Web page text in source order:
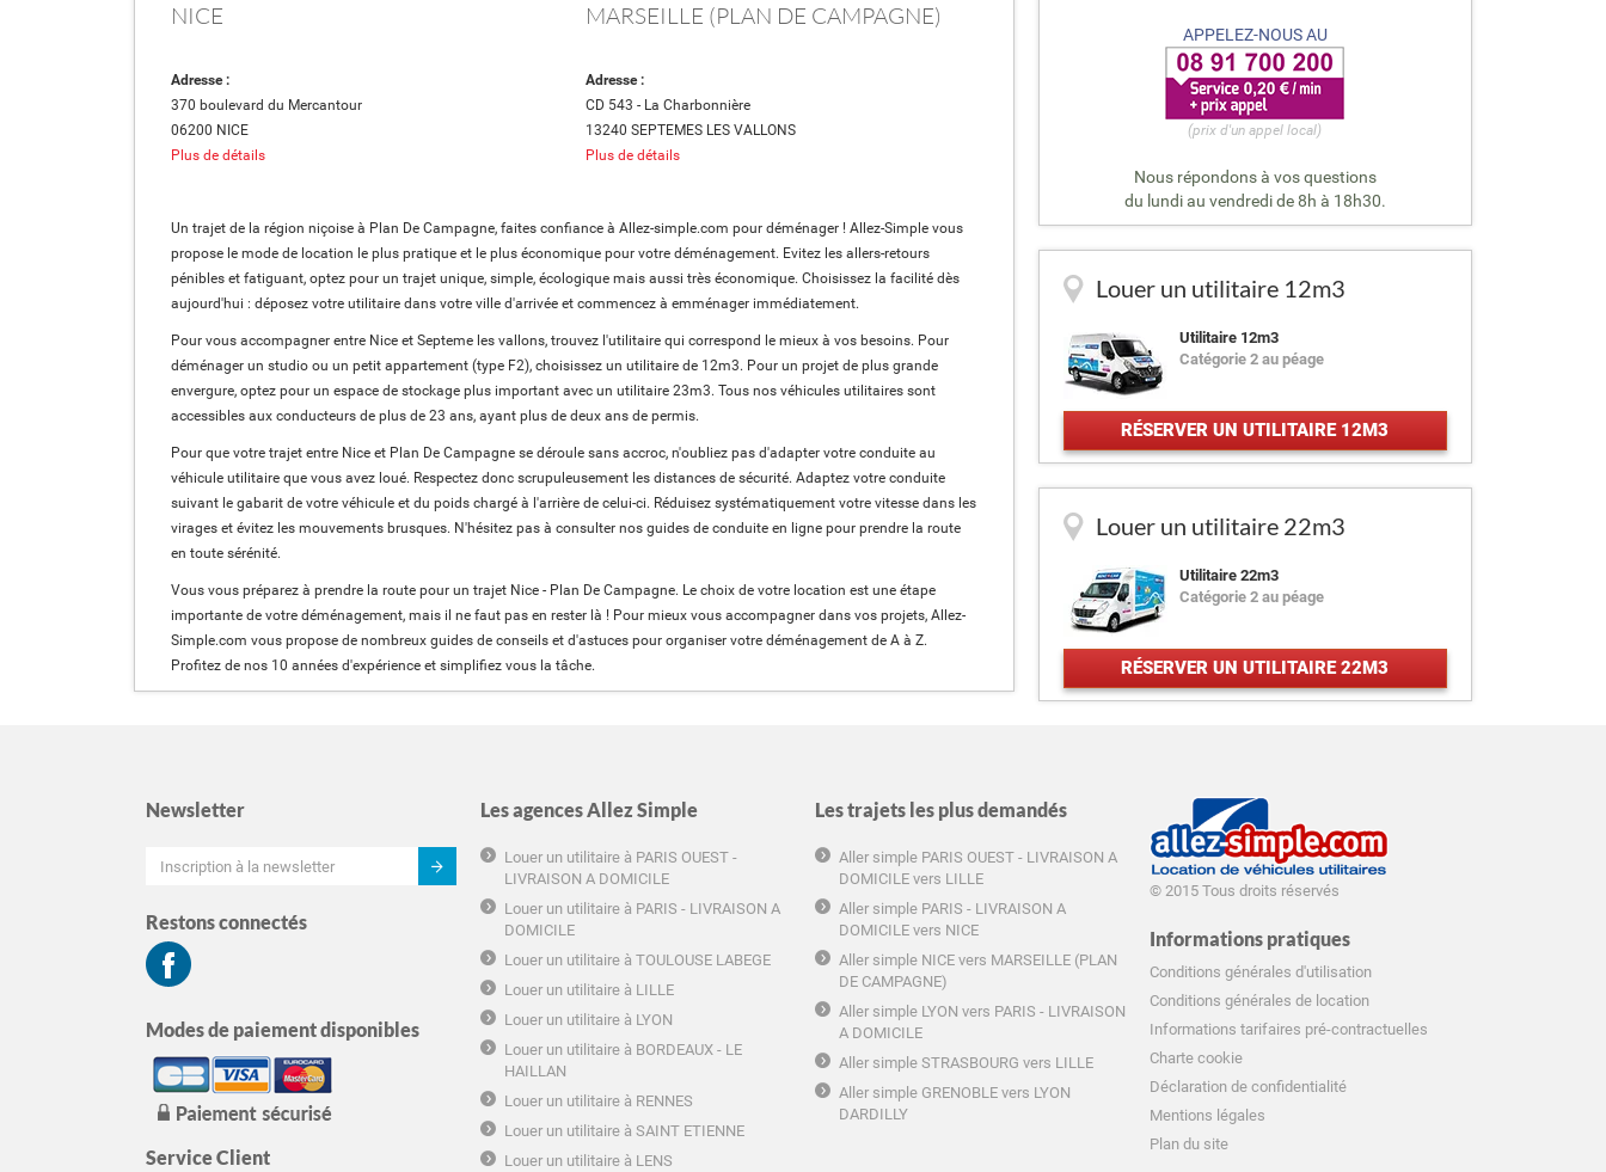
NICE
Adresse :
370 boulevard du Mercantour
06200 NICE
Plus de détails
MARSEILLE (PLAN DE CAMPAGNE)
Adresse :
CD 543 - La Charbonnière
13240 SEPTEMES LES VALLONS
Plus de détails
Un trajet de la région niçoise à Plan De Campagne, faites confiance à Allez-simple.com pour déménager ! Allez-Simple vous
propose le mode de location le plus pratique et le plus économique pour votre déménagement. Evitez les allers-retours
pénibles et fatiguant, optez pour un trajet unique, simple, écologique mais aussi très économique. Choisissez la facilité dès
aujourd'hui : déposez votre utilitaire dans votre ville d'arrivée et commencez à emménager immédiatement.
Pour vous accompagner entre Nice et Septeme les vallons, trouvez l'utilitaire qui correspond le mieux à vos besoins. Pour
déménager un studio ou un petit appartement (type F2), choisissez un utilitaire de 12m3. Pour un projet de plus grande
envergure, optez pour un espace de stockage plus important avec un utilitaire 23m3. Tous nos véhicules utilitaires sont
accessibles aux conducteurs de plus de 23 ans, ayant plus de deux ans de permis.
Pour que votre trajet entre Nice et Plan De Campagne se déroule sans accroc, n'oubliez pas d'adapter votre conduite au
véhicule utilitaire que vous avez loué. Respectez donc scrupuleusement les distances de sécurité. Adaptez votre conduite
suivant le gabarit de votre véhicule et du poids chargé à l'arrière de celui-ci. Réduisez systématiquement votre vitesse dans les
virages et évitez les mouvements brusques. N'hésitez pas à consulter nos guides de conduite en ligne pour prendre la route
en toute sérénité.
Vous vous préparez à prendre la route pour un trajet Nice - Plan De Campagne. Le choix de votre location est une étape
importante de votre déménagement, mais il ne faut pas en rester là ! Pour mieux vous accompagner dans vos projets, Allez-
Simple.com vous propose de nombreux guides de conseils et d'astuces pour organiser votre déménagement de A à Z.
Profitez de nos 10 années d'expérience et simplifiez vous la tâche.
APPELEZ-NOUS AU
(prix d'un appel local)
Nous répondons à vos questions
du lundi au vendredi de 8h à 18h30.
Louer un utilitaire 12m3
Utilitaire 12m3
Catégorie 2 au péage
RÉSERVER UN UTILITAIRE 12M3
Louer un utilitaire 22m3
Utilitaire 22m3
Catégorie 2 au péage
RÉSERVER UN UTILITAIRE 22M3
Newsletter
Restons connectés
Modes de paiement disponibles
Service Client
Les agences Allez Simple
Louer un utilitaire à PARIS OUEST -
LIVRAISON A DOMICILE
Louer un utilitaire à PARIS - LIVRAISON A
DOMICILE
Louer un utilitaire à TOULOUSE LABEGE
Louer un utilitaire à LILLE
Louer un utilitaire à LYON
Louer un utilitaire à BORDEAUX - LE
HAILLAN
Louer un utilitaire à RENNES
Louer un utilitaire à SAINT ETIENNE
Louer un utilitaire à LENS
Les trajets les plus demandés
Aller simple PARIS OUEST - LIVRAISON A
DOMICILE vers LILLE
Aller simple PARIS - LIVRAISON A
DOMICILE vers NICE
Aller simple NICE vers MARSEILLE (PLAN
DE CAMPAGNE)
Aller simple LYON vers PARIS - LIVRAISON
A DOMICILE
Aller simple STRASBOURG vers LILLE
Aller simple GRENOBLE vers LYON
DARDILLY
© 2015 Tous droits réservés
Informations pratiques
Conditions générales d'utilisation
Conditions générales de location
Informations tarifaires pré-contractuelles
Charte cookie
Déclaration de confidentialité
Mentions légales
Plan du site